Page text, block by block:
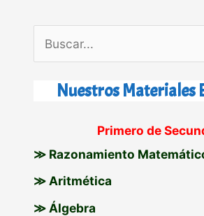
u
r
p
o
Nuestros Materiales
Primero de
≫ Razonamiento
≫ Aritmética
≫ Álgebra